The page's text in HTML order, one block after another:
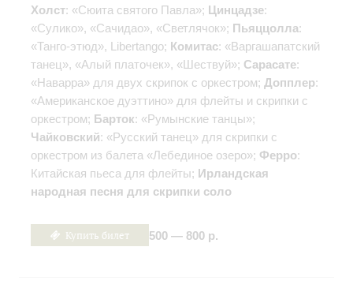
Холст: «Сюита святого Павла»; Цинцадзе:
«Сулико», «Сачидао», «Светлячок»; Пьяццолла:
«Танго-этюд», Libertango; Комитас: «Варгашапатский
танец», «Алый платочек», «Шествуй»; Сарасате:
«Наварра» для двух скрипок с оркестром; Допплер:
«Американское дуэттино» для флейты и скрипки с
оркестром; Барток: «Румынские танцы»;
Чайковский: «Русский танец» для скрипки с
оркестром из балета «Лебединое озеро»; Ферро:
Китайская пьеса для флейты; Ирландская
народная песня для скрипки соло
Купить билет 500 — 800 р.